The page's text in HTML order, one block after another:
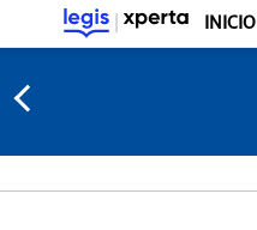
INICIO